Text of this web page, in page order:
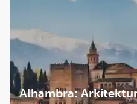
Alhambra: